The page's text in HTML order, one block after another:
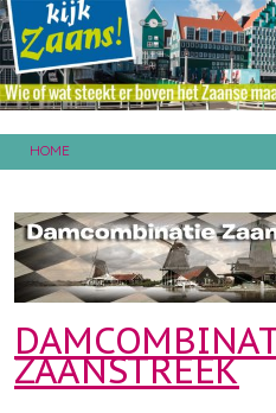
HOME
ZAANSTREEK